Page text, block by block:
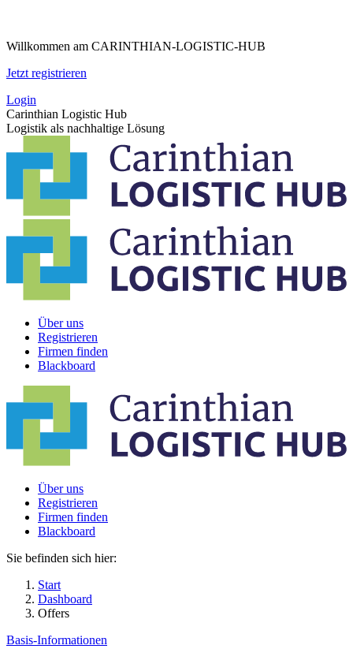
springen
Willkommen am CARINTHIAN-LOGISTIC-HUB
Jetzt registrieren
Login
Carinthian Logistic Hub
Logistik als nachhaltige Lösung
Über uns
Registrieren
Firmen finden
Blackboard
Über uns
Registrieren
Firmen finden
Blackboard
Sie befinden sich hier:
Start
Dashboard
Offers
Basis-Informationen